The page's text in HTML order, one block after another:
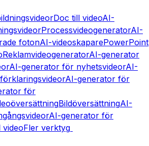
Doc till videoAI-
ProcessvideogeneratorAI-
fotonAI-videoskaparePowerPoint
ReklamvideogeneratorAI-generator
AI-generator för nyhetsvideorAI-
AI-generator för
för
BildöversättningAI-
AI-generator för
videoFler verktyg